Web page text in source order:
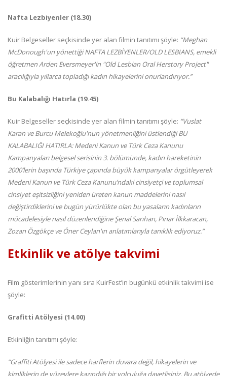
Nafta Lezbiyenler (18.30)
Kuir Belgeseller seçkisinde yer alan filmin tanıtımı şöyle: “Meghan
McDonough'un yönettiği NAFTA LEZBİYENLER/OLD LESBIANS, emekli
öğretmen Arden Eversmeyer'in "Old Lesbian Oral Herstory Project"
aracılığıyla yıllarca topladığı kadın hikayelerini onurlandırıyor.”
Bu Kalabalığı Hatırla (19.45)
Kuir Belgeseller seçkisinde yer alan filmin tanıtımı şöyle: “Vuslat
Karan ve Burcu Melekoğlu'nun yönetmenliğini üstlendiği BU
KALABALIĞI HATIRLA: Medeni Kanun ve Türk Ceza Kanunu
Kampanyaları belgesel serisinin 3. bölümünde, kadın hareketinin
2000’lerin başında Türkiye çapında büyük kampanyalar örgütleyerek
Medeni Kanun ve Türk Ceza Kanunu’ndaki cinsiyetçi ve toplumsal
cinsiyet eşitsizliğini yeniden üreten kanun maddelerini nasıl
değiştirdiklerini ve bugün yürürlükte olan bu yasaların kadınların
mücadelesiyle nasıl düzenlendiğine Şenal Sarıhan, Pınar İlkkaracan,
Zozan Özgökçe ve Öner Ceylan'ın anlatımlarıyla tanıklık ediyoruz.”
Etkinlik ve atölye takvimi
Film gösterimlerinin yanı sıra KuirFest’in bugünkü etkinlik takvimi ise
şöyle:
Grafitti Atölyesi (14.00)
Etkinliğin tanıtımı şöyle:
“Graffiti Atölyesi ile sadece harflerin duvara değil, hikayelerin ve
kimliklerin de yüzeylere kazındığı bir yolculuğa davetlisiniz. Bu atölyede